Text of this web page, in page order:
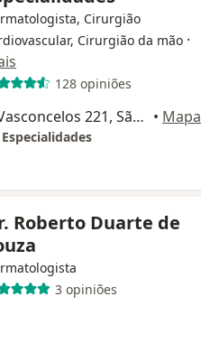
Cirurgião
Cirurgião da mão ·
128 opiniões
Rua Teopompo de Vasconcelos 221, São José dos Campos • Mapa
Roberto Duarte de
3 opiniões